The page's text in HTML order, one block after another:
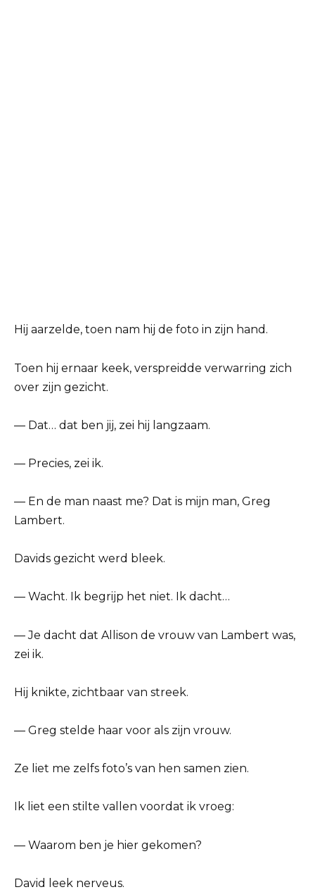
Hij aarzelde, toen nam hij de foto in zijn hand.
Toen hij ernaar keek, verspreidde verwarring zich
over zijn gezicht.
— Dat… dat ben jij, zei hij langzaam.
— Precies, zei ik.
— En de man naast me? Dat is mijn man, Greg
Lambert.
Davids gezicht werd bleek.
— Wacht. Ik begrijp het niet. Ik dacht…
— Je dacht dat Allison de vrouw van Lambert was,
zei ik.
Hij knikte, zichtbaar van streek.
— Greg stelde haar voor als zijn vrouw.
Ze liet me zelfs foto’s van hen samen zien.
Ik liet een stilte vallen voordat ik vroeg:
— Waarom ben je hier gekomen?
David leek nerveus.